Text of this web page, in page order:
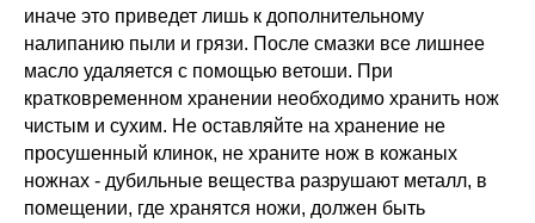
иначе это приведет лишь к дополнительному
налипанию пыли и грязи. После смазки все лишнее
масло удаляется с помощью ветоши. При
кратковременном хранении необходимо хранить нож
чистым и сухим. Не оставляйте на хранение не
просушенный клинок, не храните нож в кожаных
ножнах - дубильные вещества разрушают металл, в
помещении, где хранятся ножи, должен быть